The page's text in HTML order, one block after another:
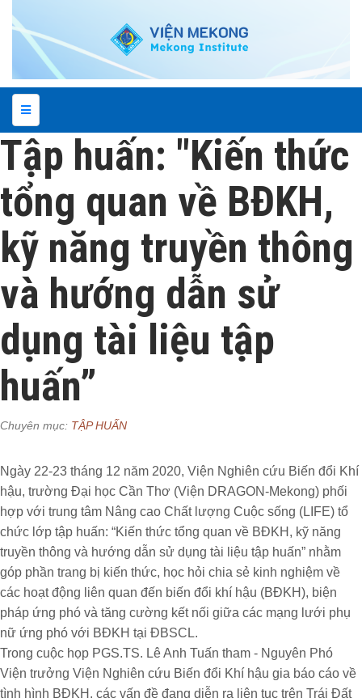
Tập huấn: "Kiến thức
tổng quan về BĐKH,
kỹ năng truyền thông
và hướng dẫn sử
dụng tài liệu tập
huấn”
Chuyên mục: TẬP HUẤN
Ngày 22-23 tháng 12 năm 2020, Viện Nghiên cứu Biến đổi Khí
hậu, trường Đại học Cần Thơ (Viện DRAGON-Mekong) phối
hợp với trung tâm Nâng cao Chất lượng Cuộc sống (LIFE) tổ
chức lớp tập huấn: “Kiến thức tổng quan về BĐKH, kỹ năng
truyền thông và hướng dẫn sử dụng tài liệu tập huấn” nhằm
góp phần trang bị kiến thức, học hỏi chia sẻ kinh nghiệm về
các hoạt động liên quan đến biến đổi khí hậu (BĐKH), biện
pháp ứng phó và tăng cường kết nối giữa các mạng lưới phụ
nữ ứng phó với BĐKH tại ĐBSCL.
Trong cuộc họp PGS.TS. Lê Anh Tuấn tham - Nguyên Phó
Viện trưởng Viện Nghiên cứu Biến đổi Khí hậu gia báo cáo về
tình hình BĐKH, các vấn đề đang diễn ra liên tục trên Trái Đất